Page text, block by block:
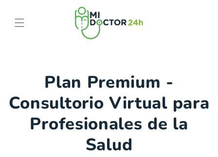
al contenido
directamente
información
del producto
Plan Premium -
Consultorio Virtual para
Profesionales de la
Salud